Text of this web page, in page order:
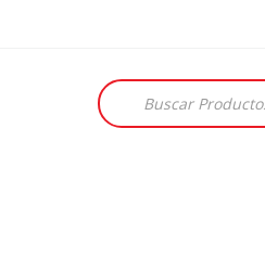
Búsqueda
de
productos